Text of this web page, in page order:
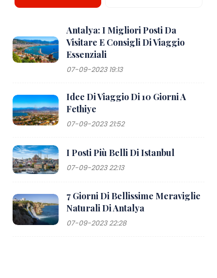
Antalya: I Migliori Posti Da
Visitare E Consigli Di Viaggio
Essenziali
07-09-2023 19:13
Idee Di Viaggio Di 10 Giorni A
Fethiye
07-09-2023 21:52
I Posti Più Belli Di Istanbul
07-09-2023 22:13
7 Giorni Di Bellissime Meraviglie
Naturali Di Antalya
07-09-2023 22:28